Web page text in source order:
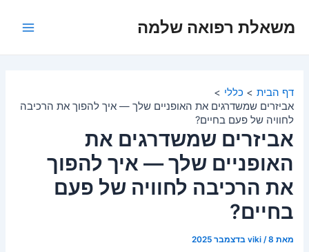
לתוכןמשאלת רפואה שלמה
דף הבית
כללי
אביזרים שמשדרגים את האופניים שלך — איך להפוך את הרכיבה
לחוויה של פעם בחיים?
אביזרים שמשדרגים את
האופניים שלך — איך להפוך
את הרכיבה לחוויה של פעם
בחיים?
מאת viki /8 בדצמבר 2025